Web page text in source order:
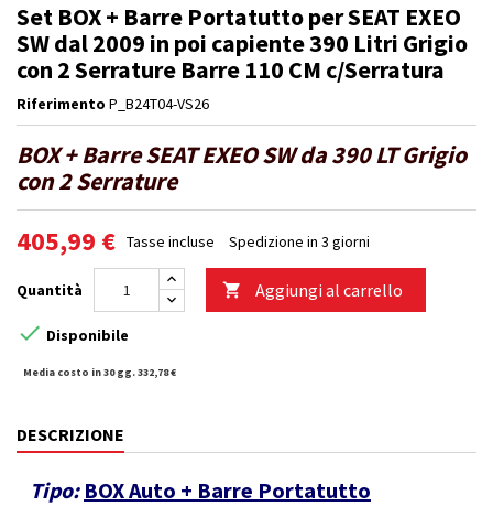
Set BOX + Barre Portatutto per SEAT EXEO
SW dal 2009 in poi capiente 390 Litri Grigio
con 2 Serrature Barre 110 CM c/Serratura
Riferimento P_B24T04-VS26
BOX + Barre SEAT EXEO SW da 390 LT Grigio
con 2 Serrature
405,99 € Tasse incluse Spedizione in 3 giorni
Quantità  Aggiungi al carrello
 Disponibile
Media costo in 30 gg. 332,78 €
DESCRIZIONE
Tipo: BOX Auto + Barre Portatutto